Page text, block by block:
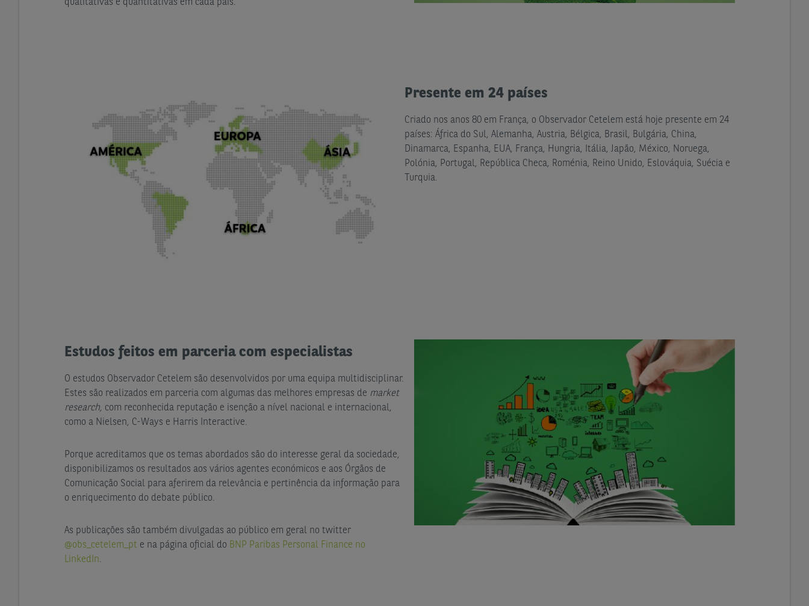
qualitativas e quantitativas em cada país.
Presente em 24 países
Criado nos anos 80 em França, o Observador Cetelem está hoje presente em 24
países: África do Sul, Alemanha, Austria, Bélgica, Brasil, Bulgária, China,
Dinamarca, Espanha, EUA, França, Hungria, Itália, Japão, México, Noruega,
Polónia, Portugal, República Checa, Roménia, Reino Unido, Eslováquia, Suécia e
Turquia.
Estudos feitos em parceria com especialistas
O estudos Observador Cetelem são desenvolvidos por uma equipa multidisciplinar.
Estes são realizados em parceria com algumas das melhores empresas de market
research, com reconhecida reputação e isenção a nível nacional e internacional,
como a Nielsen, C-Ways e Harris Interactive.
Porque acreditamos que os temas abordados são do interesse geral da sociedade,
disponibilizamos os resultados aos vários agentes económicos e aos Órgãos de
Comunicação Social para aferirem da relevância e pertinência da informação para
o enriquecimento do debate público.
As publicações são também divulgadas ao público em geral no twitter
@obs_cetelem_pt e na página oficial do BNP Paribas Personal Finance no
LinkedIn.